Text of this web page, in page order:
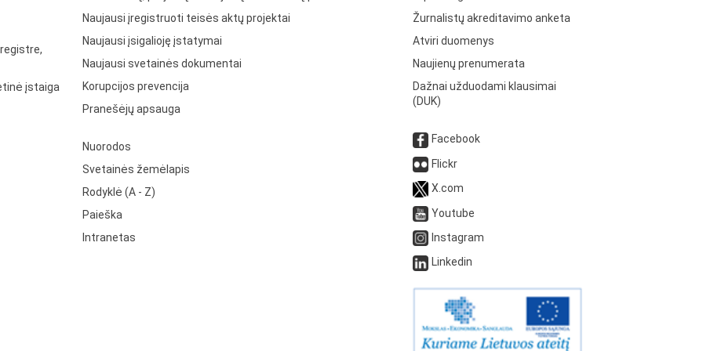
įstaiga
Naujausi įregistruoti teisės aktų projektai
Naujausi įsigalioję įstatymai
Naujausi svetainės dokumentai
Korupcijos prevencija
Pranešėjų apsauga
Nuorodos
Svetainės žemėlapis
Rodyklė (A - Z)
Paieška
Intranetas
Žurnalistų akreditavimo anketa
Atviri duomenys
Naujienų prenumerata
Dažnai užduodami klausimai
(DUK)
Facebook
Flickr
X.com
Youtube
Instagram
Linkedin